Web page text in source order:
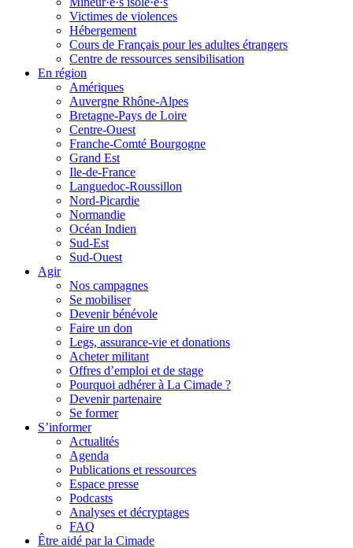
Victimes de violences
Hébergement
Cours de Français pour les adultes étrangers
Centre de ressources sensibilisation
En région
Amériques
Auvergne Rhône-Alpes
Bretagne-Pays de Loire
Centre-Ouest
Franche-Comté Bourgogne
Grand Est
Ile-de-France
Languedoc-Roussillon
Nord-Picardie
Normandie
Océan Indien
Sud-Est
Sud-Ouest
Agir
Nos campagnes
Se mobiliser
Devenir bénévole
Faire un don
Legs, assurance-vie et donations
Acheter militant
Offres d’emploi et de stage
Pourquoi adhérer à La Cimade ?
Devenir partenaire
Se former
S’informer
Actualités
Agenda
Publications et ressources
Espace presse
Podcasts
Analyses et décryptages
FAQ
Être aidé par la Cimade